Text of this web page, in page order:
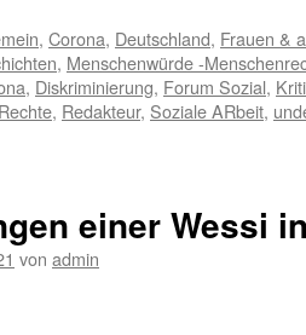
, Corona, Deutschland, Frauen &
, Menschenwürde -
, Diskriminierung, Forum Sozial,
Rechte, Redakteur, Soziale ARbeit,
einer Wessi
von admin